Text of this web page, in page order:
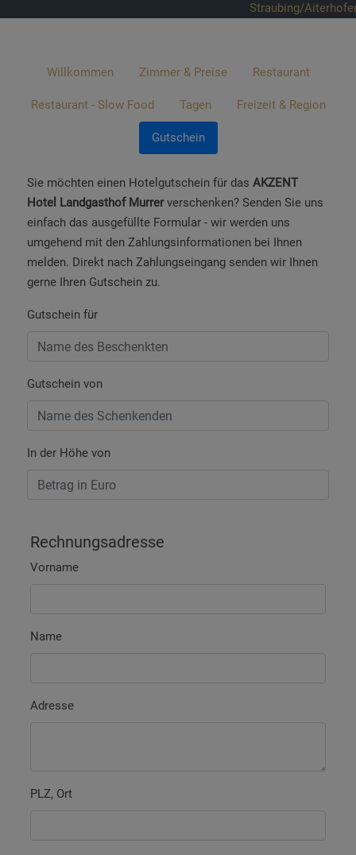
Straubing/
Willkommen Zimmer & Preise Restaurant
Restaurant - Slow Food Tagen Freizeit & Region
Gutschein
Sie möchten einen Hotelgutschein für das AKZENT
Hotel Landgasthof Murrerverschenken? Senden Sie uns
einfach das ausgefüllte Formular - wir werden uns
umgehend mit den Zahlungsinformationen bei Ihnen
melden. Direkt nach Zahlungseingang senden wir Ihnen
gerne Ihren Gutschein zu.
Gutschein für
Gutschein von
In der Höhe von
Rechnungsadresse
Vorname
Name
Adresse
PLZ, Ort